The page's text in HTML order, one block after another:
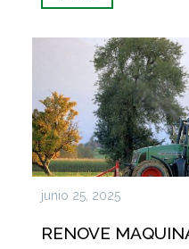
junio 25, 2025
RENOVE